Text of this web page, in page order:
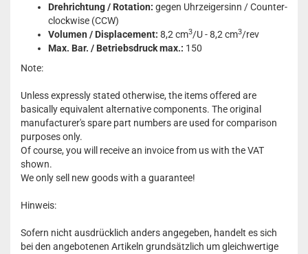
Drehrichtung / Rotation: gegen Uhrzeigersinn / Counter-
clockwise (CCW)
Volumen / Displacement: 8,2 cm3/U - 8,2 cm3/rev
Max. Bar. / Betriebsdruck max.: 150
Note:
Unless expressly stated otherwise, the items offered are
basically equivalent alternative components. The original
manufacturer's spare part numbers are used for comparison
purposes only.
Of course, you will receive an invoice from us with the VAT
shown.
We only sell new goods with a guarantee!
Hinweis:
Sofern nicht ausdrücklich anders angegeben, handelt es sich
bei den angebotenen Artikeln grundsätzlich um gleichwertige